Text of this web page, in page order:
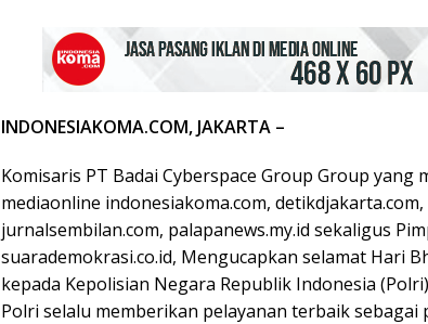
INDONESIAKOMA.COM, JAKARTA –
Komisaris PT Badai Cyberspace Group Group yang
mediaonline indonesiakoma.com, detikdjakarta.com,
jurnalsembilan.com, palapanews.my.id sekaligus
suarademokrasi.co.id, Mengucapkan selamat Hari
kepada Kepolisian Negara Republik Indonesia
Polri selalu memberikan pelayanan terbaik sebagai